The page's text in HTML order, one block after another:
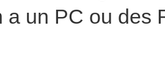
a un PC ou des